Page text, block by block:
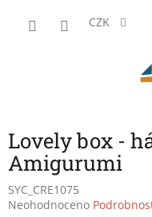
CZK
Lovely box -
Amigurumi
SYC_CRE1075
Průměrné
Neohodnoceno